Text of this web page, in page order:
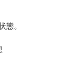
態。